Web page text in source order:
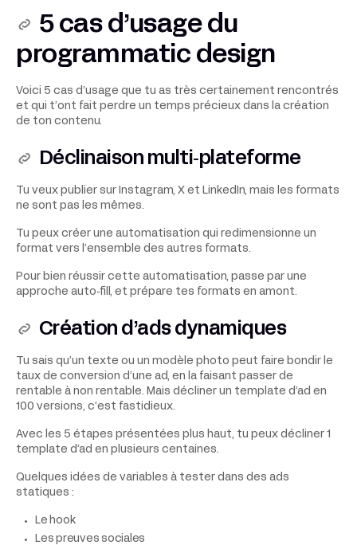
5 cas d’usage du
programmatic design
Voici 5 cas d’usage que tu as très certainement rencontrés
et qui t’ont fait perdre un temps précieux dans la création
de ton contenu.
Déclinaison multi‑plateforme
Tu veux publier sur Instagram, X et LinkedIn, mais les formats
ne sont pas les mêmes.
Tu peux créer une automatisation qui redimensionne un
format vers l’ensemble des autres formats.
Pour bien réussir cette automatisation, passe par une
approche auto‑fill, et prépare tes formats en amont.
Création d’ads dynamiques
Tu sais qu’un texte ou un modèle photo peut faire bondir le
taux de conversion d’une ad, en la faisant passer de
rentable à non rentable. Mais décliner un template d’ad en
100 versions, c’est fastidieux.
Avec les 5 étapes présentées plus haut, tu peux décliner 1
template d’ad en plusieurs centaines.
Quelques idées de variables à tester dans des ads
statiques :
Le hook
Les preuves sociales